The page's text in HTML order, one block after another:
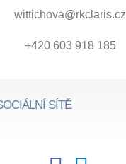
wittichova@rkclaris.cz
+420 603 918 185
SÍTĚ